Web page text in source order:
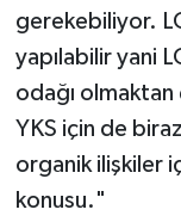
gerekebiliyor.
yapılabilir yani
odağı olmaktan
YKS için de
organik ilişkiler
konusu."